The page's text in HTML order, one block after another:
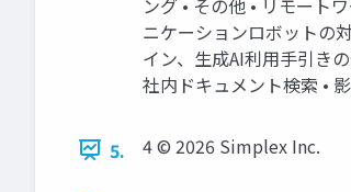
ング • その他 • リモート
ニケーションロボットの
イン、生成AI利用手引き
社内ドキュメント検索 •
5. 4 © 2026 Simplex Inc.